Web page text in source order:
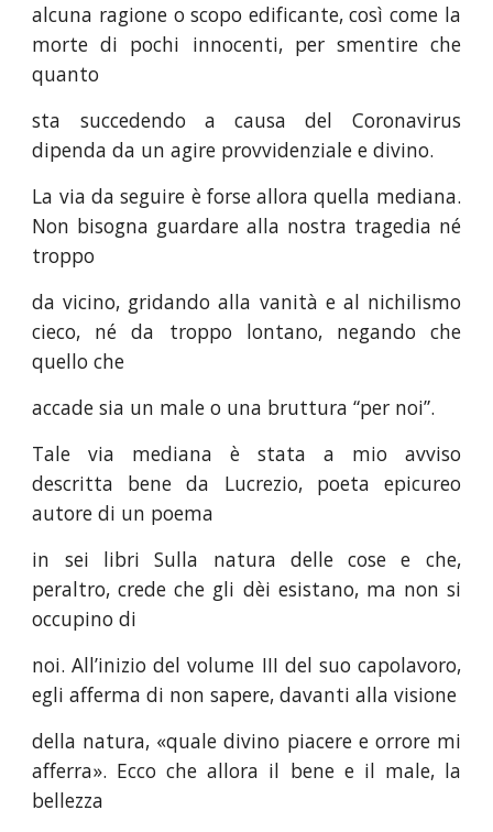
alcuna ragione o scopo edificante, così come la
morte di pochi innocenti, per smentire che
quanto
sta succedendo a causa del Coronavirus
dipenda da un agire provvidenziale e divino.
La via da seguire è forse allora quella mediana.
Non bisogna guardare alla nostra tragedia né
troppo
da vicino, gridando alla vanità e al nichilismo
cieco, né da troppo lontano, negando che
quello che
accade sia un male o una bruttura “per noi”.
Tale via mediana è stata a mio avviso
descritta bene da Lucrezio, poeta epicureo
autore di un poema
in sei libri Sulla natura delle cose e che,
peraltro, crede che gli dèi esistano, ma non si
occupino di
noi. All’inizio del volume III del suo capolavoro,
egli afferma di non sapere, davanti alla visione
della natura, «quale divino piacere e orrore mi
afferra». Ecco che allora il bene e il male, la
bellezza